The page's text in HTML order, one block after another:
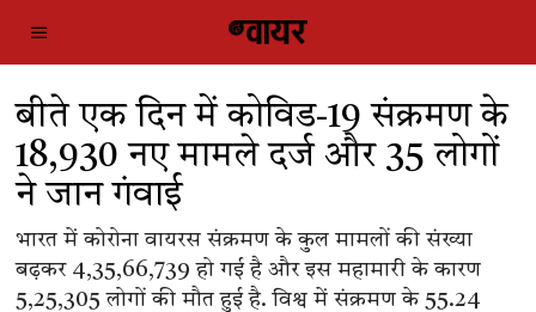
बीते एक दिन में कोविड-19 संक्रमण के
18,930 नए मामले दर्ज और 35 लोगों
ने जान गंवाई
भारत में कोरोना वायरस संक्रमण के कुल मामलों की संख्या
बढ़कर 4,35,66,739 हो गई है और इस महामारी के कारण
5,25,305 लोगों की मौत हुई है. विश्व में संक्रमण के 55.24